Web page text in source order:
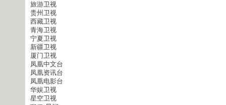
旅游卫视
贵州卫视
西藏卫视
青海卫视
宁夏卫视
新疆卫视
厦门卫视
凤凰中文台
凤凰资讯台
凤凰电影台
华娱卫视
星空卫视